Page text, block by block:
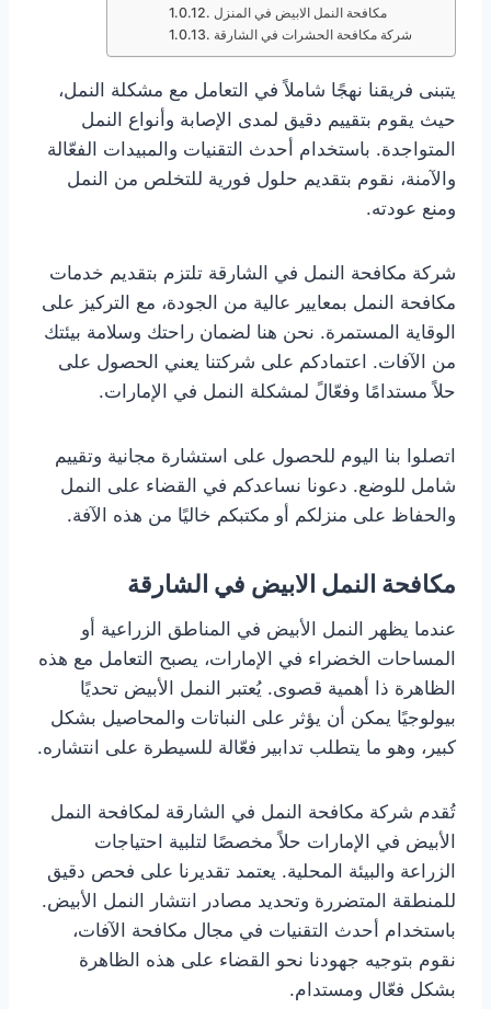
مكافحة النمل الابيض في المنزل
شركة مكافحة الحشرات في الشارقة
يتبنى فريقنا نهجًا شاملاً في التعامل مع مشكلة النمل،
حيث يقوم بتقييم دقيق لمدى الإصابة وأنواع النمل
المتواجدة. باستخدام أحدث التقنيات والمبيدات الفعّالة
والآمنة، نقوم بتقديم حلول فورية للتخلص من النمل
ومنع عودته.
شركة مكافحة النمل في الشارقة تلتزم بتقديم خدمات
مكافحة النمل بمعايير عالية من الجودة، مع التركيز على
الوقاية المستمرة. نحن هنا لضمان راحتك وسلامة بيئتك
من الآفات. اعتمادكم على شركتنا يعني الحصول على
حلاً مستدامًا وفعّالً لمشكلة النمل في الإمارات.
اتصلوا بنا اليوم للحصول على استشارة مجانية وتقييم
شامل للوضع. دعونا نساعدكم في القضاء على النمل
والحفاظ على منزلكم أو مكتبكم خاليًا من هذه الآفة.
مكافحة النمل الابيض في الشارقة
عندما يظهر النمل الأبيض في المناطق الزراعية أو
المساحات الخضراء في الإمارات، يصبح التعامل مع هذه
الظاهرة ذا أهمية قصوى. يُعتبر النمل الأبيض تحديًا
بيولوجيًا يمكن أن يؤثر على النباتات والمحاصيل بشكل
كبير، وهو ما يتطلب تدابير فعّالة للسيطرة على انتشاره.
تُقدم شركة مكافحة النمل في الشارقة لمكافحة النمل
الأبيض في الإمارات حلاً مخصصًا لتلبية احتياجات
الزراعة والبيئة المحلية. يعتمد تقديرنا على فحص دقيق
للمنطقة المتضررة وتحديد مصادر انتشار النمل الأبيض.
باستخدام أحدث التقنيات في مجال مكافحة الآفات،
نقوم بتوجيه جهودنا نحو القضاء على هذه الظاهرة
بشكل فعّال ومستدام.